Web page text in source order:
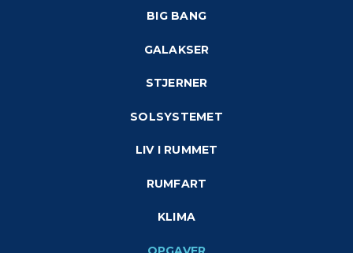
BIG BANG
GALAKSER
STJERNER
SOLSYSTEMET
LIV I RUMMET
RUMFART
KLIMA